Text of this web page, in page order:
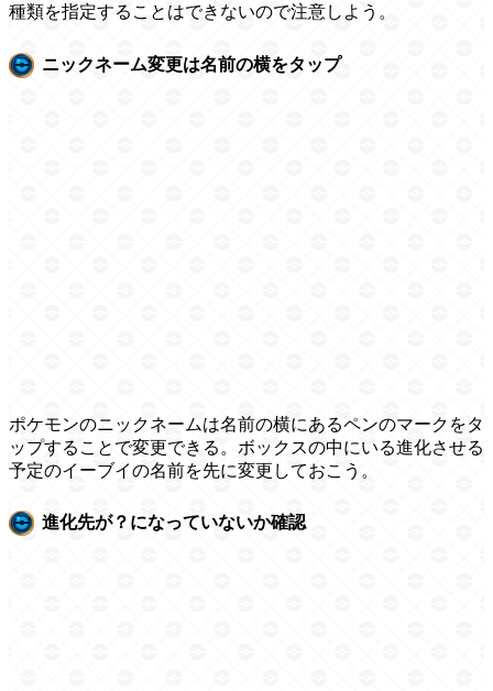
種類を指定することはできないので注意しよう。
ニックネーム変更は名前の横をタップ
ポケモンのニックネームは名前の横にあるペンのマークをタ
ップすることで変更できる。ボックスの中にいる進化させる
予定のイーブイの名前を先に変更しておこう。
進化先が？になっていないか確認